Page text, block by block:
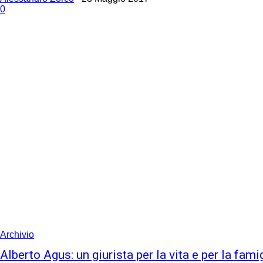
0
Archivio
Alberto Agus: un giurista per la vita e per la